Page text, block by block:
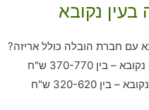
בעין נקובא